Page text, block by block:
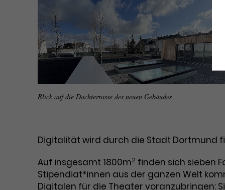
Blick auf die Dachterrasse des neuen Gebäudes
Digitalität wird durch die Stadt Dortmund
Auf insgesamt 1800m2 finden sich sieben
Stipendiat*innen aus der ganzen Welt
Digitalen für die Theater voranzubringen: